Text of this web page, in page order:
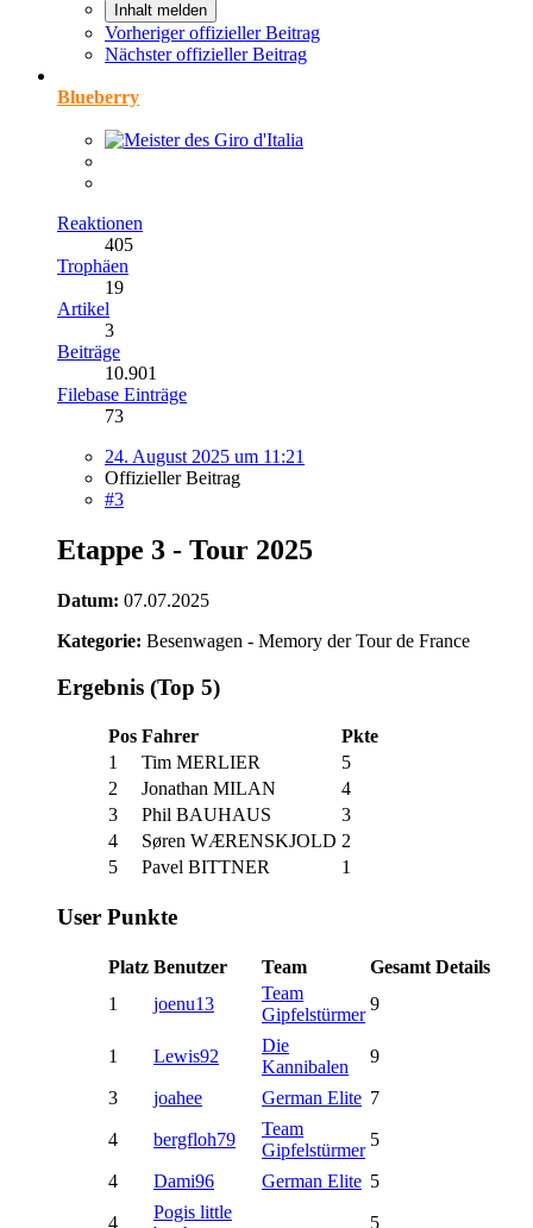
Inhalt melden
Vorheriger offizieller Beitrag
Nächster offizieller Beitrag
Blueberry
Reaktionen
405
Trophäen
19
Artikel
3
Beiträge
10.901
Filebase Einträge
73
24. August 2025 um 11:21
Offizieller Beitrag
#3
Etappe 3 - Tour 2025
Datum: 07.07.2025
Kategorie: Besenwagen - Memory der Tour de France
Ergebnis (Top 5)
Pos Fahrer
Pkte
1
Tim MERLIER
5
2
Jonathan MILAN
4
3
Phil BAUHAUS
3
4
Søren WÆRENSKJOLD 2
5
Pavel BITTNER 1
User Punkte
Platz Benutzer Team Gesamt Details
1
joenu13
Team
Gipfelstürmer
9
1 Lewis92
Die
Kannibalen
9
3 joahee German Elite 7
4 bergfloh79
Team
Gipfelstürmer
5
4 Dami96 German Elite 5
4
Pogis little
5